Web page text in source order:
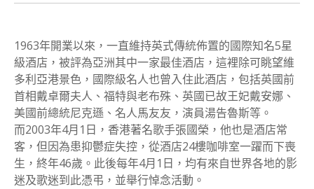
1963年開業以來，一直維持英式傳統佈置的國際知名5星
級酒店，被評為亞洲其中一家最佳酒店，這裡除可眺望維
多利亞港景色，國際級名人也曾入住此酒店，包括英國前
首相戴卓爾夫人、福特與老布殊、英國已故王妃戴安娜、
美國前總統尼克遜、名人馬友友，演員湯告魯斯等。
而2003年4月1日，香港著名歌手張國榮，他也是酒店常
客，但因為患抑鬱症失控，從酒店24樓咖啡室一躍而下喪
生，終年46歲。此後每年4月1日，均有來自世界各地的影
迷及歌迷到此憑弔，並舉行悼念活動。